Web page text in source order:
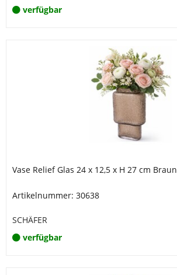
verfügbar
Vase Relief Glas 24 x 12,5 x H 27 cm Braun
Artikelnummer: 30638
SCHÄFER
verfügbar